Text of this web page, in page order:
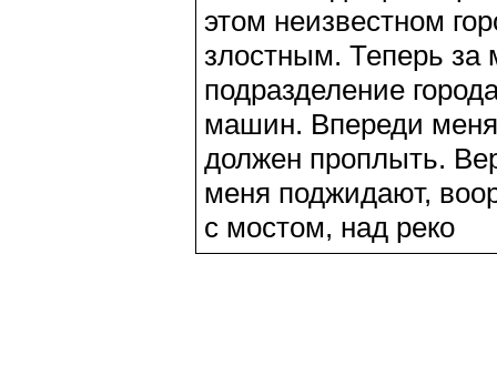
этом неизвестном
злостным. Теперь за
подразделение
машин. Впереди меня
должен проплыть.
меня поджидают,
с мостом, над реко